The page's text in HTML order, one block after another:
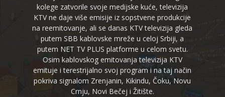
kolege zatvorile svoje medijske kuće, televizija
KTV ne daje više emisije iz sopstvene produkcije
na reemitovanje, ali se danas KTV televizija gleda
putem SBB kablovske mreže u celoj Srbiji, a
putem NET TV PLUS platforme u celom svetu.
Osim kablovskog emitovanja televizija KTV
emituje i terestrijalno svoj program i na taj način
pokriva signalom Zrenjanin, Kikindu, Čoku, Novu
Crnju, Novi Bečej i Žitište.